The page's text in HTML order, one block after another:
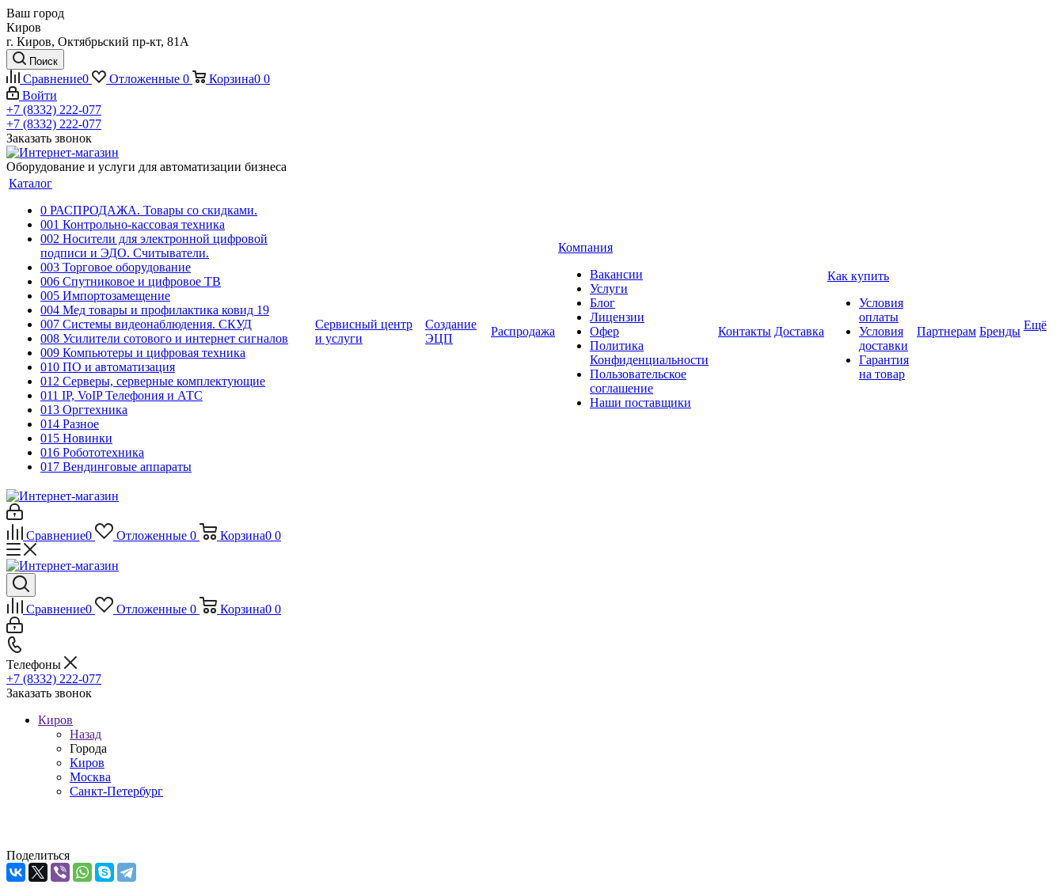
Ваш город
Киров
г. Киров, Октябрьский пр-кт, 81А
Поиск
Сравнение0 Отложенные 0 Корзина0 0
Войти
+7 (8332) 222-077
+7 (8332) 222-077
Заказать звонок
Оборудование и услуги для автоматизации бизнеса
Каталог
0 РАСПРОДАЖА. Товары со скидками.
001 Контрольно-кассовая техника
002 Носители для электронной цифровой
подписи и ЭДО. Считыватели.
003 Торговое оборудование
006 Спутниковое и цифровое ТВ
005 Импортозамещение
004 Мед товары и профилактика ковид 19
007 Системы видеонаблюдения. СКУД
008 Усилители сотового и интернет сигналов
009 Компьютеры и цифровая техника
010 ПО и автоматизация
012 Серверы, серверные комплектующие
011 IP, VoIP Телефония и АТС
013 Оргтехника
014 Разное
015 Новинки
016 Робототехника
017 Вендинговые аппараты
Сервисный центр
и услуги
Создание
ЭЦП
Распродажа
Компания
Вакансии
Услуги
Блог
Лицензии
Офер
Политика
Конфиденциальности
Пользовательское
соглашение
Наши поставщики
Контакты Доставка
Как купить
Условия
оплаты
Условия
доставки
Гарантия
на товар
Партнерам Бренды Ещё
Сравнение0 Отложенные 0 Корзина0 0
Сравнение0 Отложенные 0 Корзина0 0
Телефоны
+7 (8332) 222-077
Заказать звонок
Киров
Назад
Города
Киров
Москва
Санкт-Петербург
Поделиться